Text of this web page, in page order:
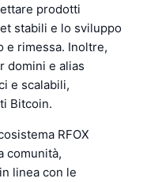
prodotti
stabili e lo sviluppo
e rimessa. Inoltre,
domini e alias
e scalabili,
Bitcoin.
RFOX
comunità,
linea con le